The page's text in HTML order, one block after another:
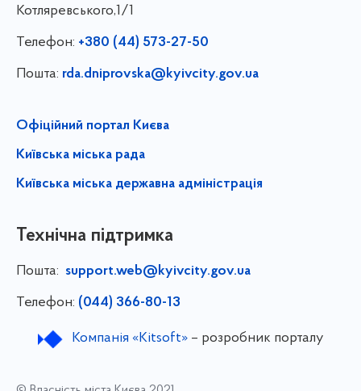
Котляревського,1/1
Телефон: +380 (44) 573-27-50
Пошта: rda.dniprovska@kyivcity.gov.ua
Офіційний портал Києва
Київська міська рада
Київська міська державна адміністрація
Технічна підтримка
Пошта: support.web@kyivcity.gov.ua
Телефон: (044) 366-80-13
Компанія «Kitsoft»– розробник порталу